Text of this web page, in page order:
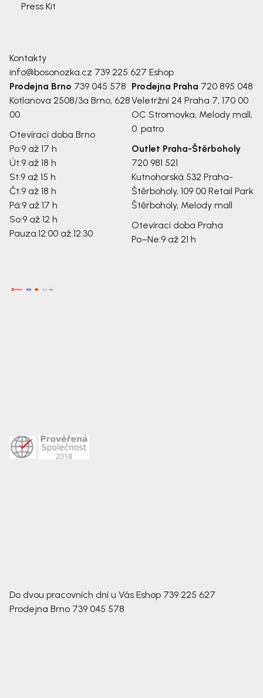
Press Kit
Kontakty
info@bosonozka.cz 739 225 627 Eshop
Prodejna Brno 739 045 578
Kotlanova 2508/3a Brno, 628
00
Otevírací doba Brno
Po:9 až 17 h
Út:9 až 18 h
St:9 až 15 h
Čt:9 až 18 h
Pá:9 až 17 h
So:9 až 12 h
Pauza:12:00 až 12:30
Prodejna Praha 720 895 048
Veletržní 24 Praha 7, 170 00
OC Stromovka, Melody mall,
0. patro
Outlet Praha-Štěrboholy
720 981 521
Kutnohorská 532 Praha-
Štěrboholy, 109 00 Retail Park
Štěrboholy, Melody mall
Otevírací doba Praha
Po–Ne:9 až 21 h
Do dvou pracovních dní u Vás Eshop 739 225 627
Prodejna Brno 739 045 578